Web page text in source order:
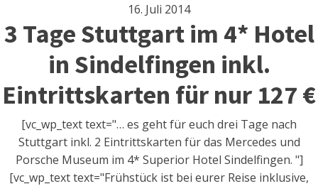
16. Juli 2014
3 Tage Stuttgart im 4* Hotel
in Sindelfingen inkl.
Eintrittskarten für nur 127 €
[vc_wp_text text="… es geht für euch drei Tage nach
Stuttgart inkl. 2 Eintrittskarten für das Mercedes und
Porsche Museum im 4* Superior Hotel Sindelfingen. "]
[vc_wp_text text="Frühstück ist bei eurer Reise inklusive,